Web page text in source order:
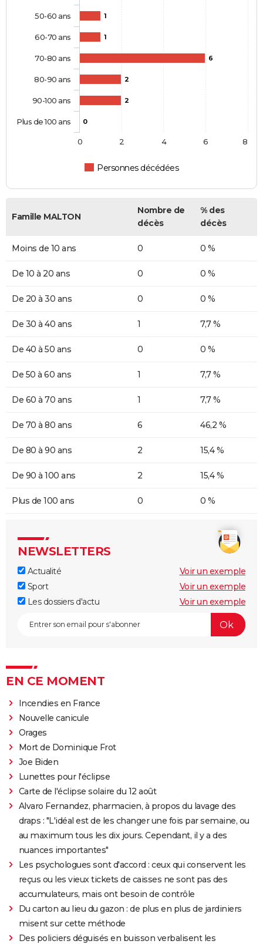
1
1
6
2
2
0
Personnes décédées
50-60 ans
60-70 ans
70-80 ans
80-90 ans
90-100 ans
Plus de 100 ans
0 2 4 6 8
Famille MALTON
Nombre de
décès
% des
décès
Moins de 10 ans 0 0 %
De 10 à 20 ans 0 0 %
De 20 à 30 ans 0 0 %
De 30 à 40 ans 1 7,7 %
De 40 à 50 ans 0 0 %
De 50 à 60 ans 1 7,7 %
De 60 à 70 ans 1 7,7 %
De 70 à 80 ans 6 46,2 %
De 80 à 90 ans 2 15,4 %
De 90 à 100 ans 2 15,4 %
Plus de 100 ans 0 0 %
NEWSLETTERS
Actualité
Voir un exemple
Sport
Voir un exemple
Les dossiers d'actu
Voir un exemple
EN CE MOMENT
Incendies en France
Nouvelle canicule
Orages
Mort de Dominique Frot
Joe Biden
Lunettes pour l'éclipse
Carte de l'éclipse solaire du 12 août
Alvaro Fernandez, pharmacien, à propos du lavage des
draps : "L'idéal est de les changer une fois par semaine, ou
au maximum tous les dix jours. Cependant, il y a des
nuances importantes"
Les psychologues sont d'accord : ceux qui conservent les
reçus ou les vieux tickets de caisses ne sont pas des
accumulateurs, mais ont besoin de contrôle
Du carton au lieu du gazon : de plus en plus de jardiniers
misent sur cette méthode
Des policiers déguisés en buisson verbalisent les